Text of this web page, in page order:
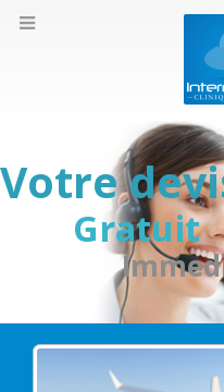
Votre
Gratuit